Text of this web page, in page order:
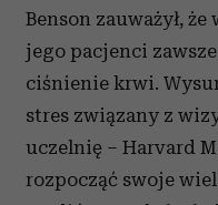
Benson zauważył,
jego pacjenci
ciśnienie krwi.
stres związany z
uczelnię – Harvard
rozpocząć swoje